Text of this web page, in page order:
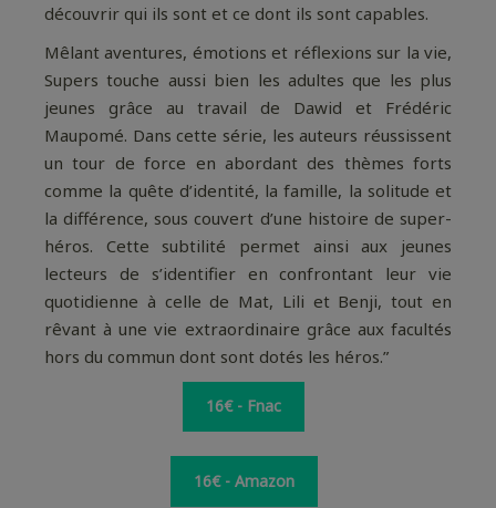
découvrir qui ils sont et ce dont ils sont capables.
Mêlant aventures, émotions et réflexions sur la vie,
Supers touche aussi bien les adultes que les plus
jeunes grâce au travail de Dawid et Frédéric
Maupomé. Dans cette série, les auteurs réussissent
un tour de force en abordant des thèmes forts
comme la quête d’identité, la famille, la solitude et
la différence, sous couvert d’une histoire de super-
héros. Cette subtilité permet ainsi aux jeunes
lecteurs de s’identifier en confrontant leur vie
quotidienne à celle de Mat, Lili et Benji, tout en
rêvant à une vie extraordinaire grâce aux facultés
hors du commun dont sont dotés les héros.”
16€ - Fnac
16€ - Amazon